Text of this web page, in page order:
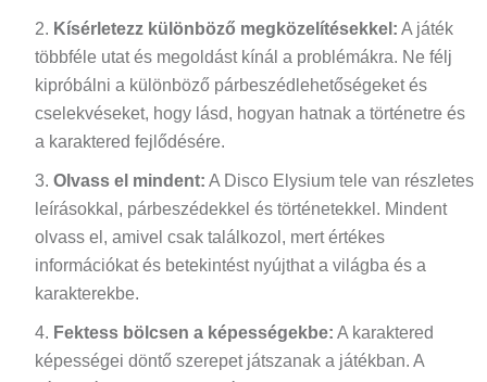
Kísérletezz különböző megközelítésekkel: A játék
többféle utat és megoldást kínál a problémákra. Ne félj
kipróbálni a különböző párbeszédlehetőségeket és
cselekvéseket, hogy lásd, hogyan hatnak a történetre és
a karaktered fejlődésére.
Olvass el mindent: A Disco Elysium tele van részletes
leírásokkal, párbeszédekkel és történetekkel. Mindent
olvass el, amivel csak találkozol, mert értékes
információkat és betekintést nyújthat a világba és a
karakterekbe.
Fektess bölcsen a képességekbe: A karaktered
képességei döntő szerepet játszanak a játékban. A